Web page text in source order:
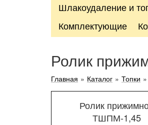
Шлакоудаление и
Комплектующие
Ролик
Главная » Каталог » Топки »
Ролик
ТШПМ-1,45